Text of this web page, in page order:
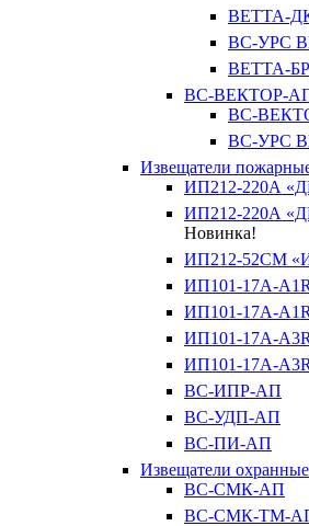
ВЕТТА-
ВС-УРС
ВЕТТА-БР
ВС-ВЕКТОР-
ВС-
ВС-УРС
Извещатели
ИП212-220А
ИП212-220А
Новинка!
ИП212-52СМ
ИП101-17А-A1R
ИП101-17А-
ИП101-17А-A3R
ИП101-17А-
ВС-ИПР-АП
ВС-УДП-АП
ВС-ПИ-АП
Извещатели
ВС-СМК-АП
ВС-СМК-ТМ-